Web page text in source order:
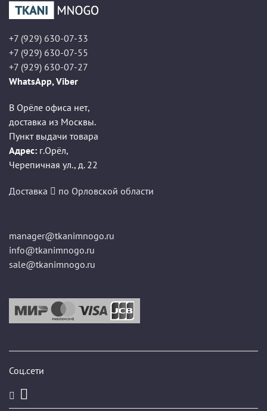
+7 (929) 630-07-33
+7 (929) 630-07-55
+7 (929) 630-07-27
WhatsApp, Viber
В Орёле офиса нет,
доставка из Москвы.
Пункт выдачи товара
Адрес: г.Орёл,
Черепичная ул., д. 22
Доставка по Орловской области
manager@tkanimnogo.ru
info@tkanimnogo.ru
sale@tkanimnogo.ru
Соц.сети